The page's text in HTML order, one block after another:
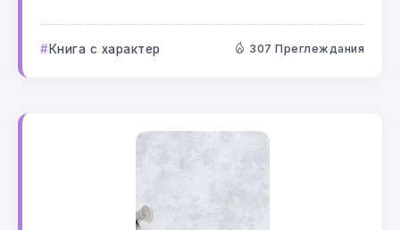
Книга с характер 307 Преглеждания